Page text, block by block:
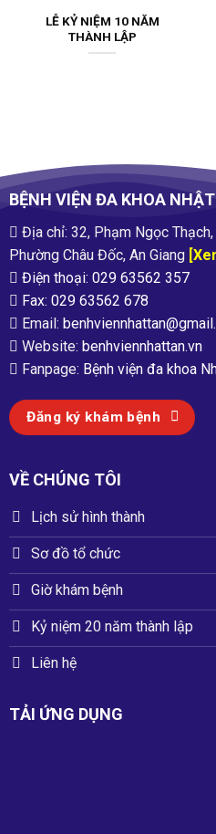
LỄ KỶ NIỆM 10 NĂM
THÀNH LẬP
BỆNH VIỆN ĐA KHOA
Địa chỉ: 32, Phạm Ngọc
Phường Châu Đốc, An Giang
Điện thoại: 029 63562 357
Fax: 029 63562 678
Email:
Website: benhviennhattan.vn
Fanpage: Bệnh viện đa khoa
Đăng ký khám bệnh
VỀ CHÚNG TÔI
Lịch sử hình thành
Sơ đồ tổ chức
Giờ khám bệnh
Kỷ niệm 20 năm thành lập
Liên hệ
TẢI ỨNG DỤNG